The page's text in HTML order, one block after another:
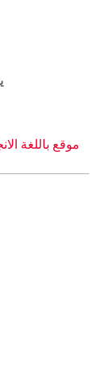
موقع باللغة